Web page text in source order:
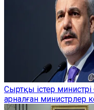
Сыртқы істер
арналған министрлер